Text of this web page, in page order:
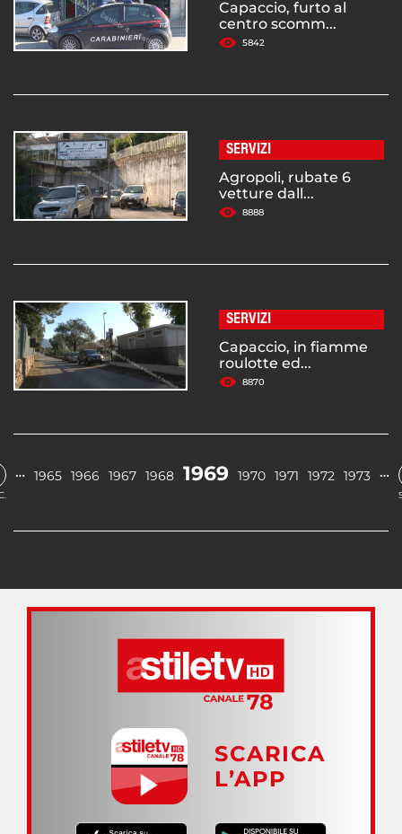
Capaccio, furto al
centro scomm...
5842
SERVIZI
Agropoli, rubate 6
vetture dall...
8888
SERVIZI
Capaccio, in fiamme
roulotte ed...
8870
… 1965 1966 1967 1968 1969 1970 1971 1972 1973 …
SCARICA
L’APP